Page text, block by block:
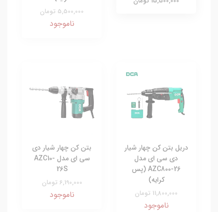
5,500,000 تومان
ناموجود
دریل بتن کن چهار شیار
دی سی ای مدل
AZC800-26 (پس
کرایه)
11,800,000 تومان
ناموجود
بتن کن چهار شیار دی
سی ای مدل AZC10-
26S
6,190,000 تومان
ناموجود